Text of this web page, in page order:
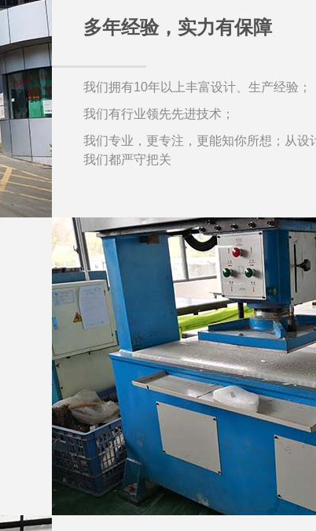
多年经验，实力有保障
我们拥有10年以上丰富设计、生产经验；
我们有行业领先先进技术；
我们专业，更专注，更能知你所想；从设
我们都严守把关